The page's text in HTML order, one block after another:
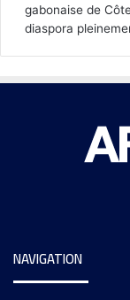
gabonaise de
diaspora
NAVIGATION